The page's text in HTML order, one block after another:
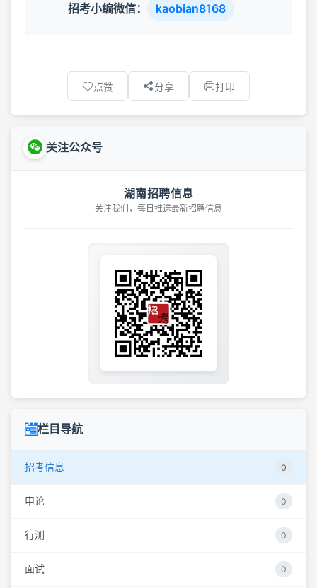
招考小编微信： kaobian8168
点赞 分享 打印
关注公众号
湖南招聘信息
关注我们，每日推送最新招聘信息
栏目导航
招考信息 0
申论 0
行测 0
面试 0